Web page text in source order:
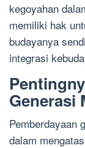
kegoyahan
memiliki hak
budayanya
integrasi
Generasi
Pemberdayaan
dalam